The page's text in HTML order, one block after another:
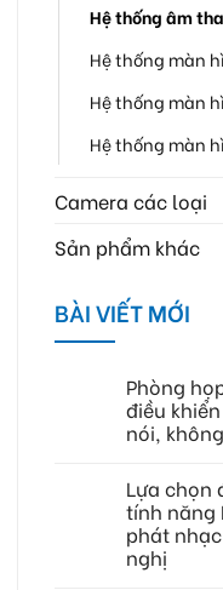
Hệ thống âm
Hệ thống màn
Hệ thống màn
Hệ thống màn
Camera các loại
Sản phẩm khác
BÀI VIẾT MỚI
Phòng
điều
nói,
Lựa chọn
tính năng
phát
nghị